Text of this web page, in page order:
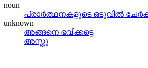
noun
പ്രാര്‍ത്ഥനകളുടെ ഒടുവില്‍
unknown
അങ്ങനെ ഭവിക്കട്ടെ
അസ്തു